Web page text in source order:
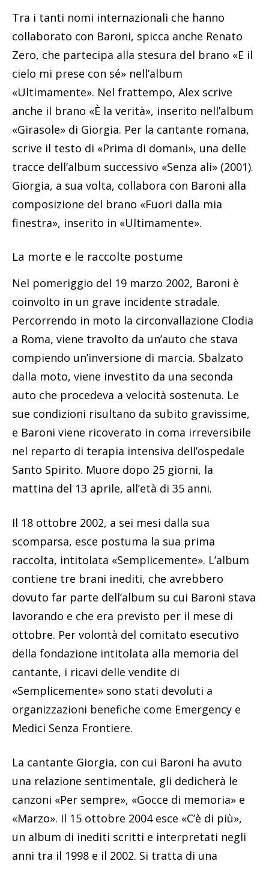
Tra i tanti nomi internazionali che hanno
collaborato con Baroni, spicca anche Renato
Zero, che partecipa alla stesura del brano «E il
cielo mi prese con sé» nell’album
«Ultimamente». Nel frattempo, Alex scrive
anche il brano «È la verità», inserito nell’album
«Girasole» di Giorgia. Per la cantante romana,
scrive il testo di «Prima di domani», una delle
tracce dell’album successivo «Senza ali» (2001).
Giorgia, a sua volta, collabora con Baroni alla
composizione del brano «Fuori dalla mia
finestra», inserito in «Ultimamente».
La morte e le raccolte postume
Nel pomeriggio del 19 marzo 2002, Baroni è
coinvolto in un grave incidente stradale.
Percorrendo in moto la circonvallazione Clodia
a Roma, viene travolto da un’auto che stava
compiendo un’inversione di marcia. Sbalzato
dalla moto, viene investito da una seconda
auto che procedeva a velocità sostenuta. Le
sue condizioni risultano da subito gravissime,
e Baroni viene ricoverato in coma irreversibile
nel reparto di terapia intensiva dell’ospedale
Santo Spirito. Muore dopo 25 giorni, la
mattina del 13 aprile, all’età di 35 anni.
Il 18 ottobre 2002, a sei mesi dalla sua
scomparsa, esce postuma la sua prima
raccolta, intitolata «Semplicemente». L’album
contiene tre brani inediti, che avrebbero
dovuto far parte dell’album su cui Baroni stava
lavorando e che era previsto per il mese di
ottobre. Per volontà del comitato esecutivo
della fondazione intitolata alla memoria del
cantante, i ricavi delle vendite di
«Semplicemente» sono stati devoluti a
organizzazioni benefiche come Emergency e
Medici Senza Frontiere.
La cantante Giorgia, con cui Baroni ha avuto
una relazione sentimentale, gli dedicherà le
canzoni «Per sempre», «Gocce di memoria» e
«Marzo». Il 15 ottobre 2004 esce «C’è di più»,
un album di inediti scritti e interpretati negli
anni tra il 1998 e il 2002. Si tratta di una